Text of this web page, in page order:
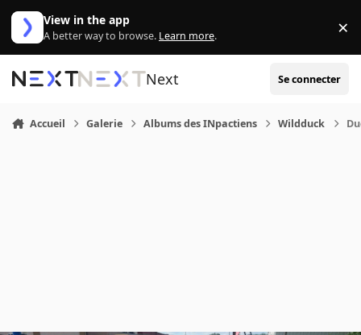
Aller au contenu
View in the app
A better way to browse. Learn more. ×
Next Se connecter
Accueil Galerie Albums des INpactiens Wildduck